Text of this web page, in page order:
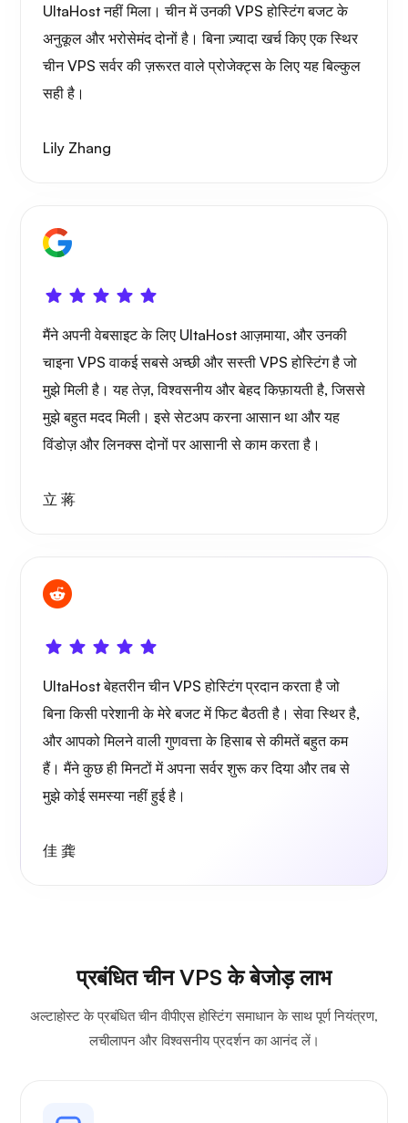
UltaHost नहीं मिला। चीन में उनकी VPS होस्टिंग बजट के
अनुकूल और भरोसेमंद दोनों है। बिना ज़्यादा खर्च किए एक स्थिर
चीन VPS सर्वर की ज़रूरत वाले प्रोजेक्ट्स के लिए यह बिल्कुल
सही है।
Lily Zhang
मैंने अपनी वेबसाइट के लिए UltaHost आज़माया, और उनकी
चाइना VPS वाकई सबसे अच्छी और सस्ती VPS होस्टिंग है जो
मुझे मिली है। यह तेज़, विश्वसनीय और बेहद किफ़ायती है, जिससे
मुझे बहुत मदद मिली। इसे सेटअप करना आसान था और यह
विंडोज़ और लिनक्स दोनों पर आसानी से काम करता है।
立 蒋
UltaHost बेहतरीन चीन VPS होस्टिंग प्रदान करता है जो
बिना किसी परेशानी के मेरे बजट में फिट बैठती है। सेवा स्थिर है,
और आपको मिलने वाली गुणवत्ता के हिसाब से कीमतें बहुत कम
हैं। मैंने कुछ ही मिनटों में अपना सर्वर शुरू कर दिया और तब से
मुझे कोई समस्या नहीं हुई है।
佳 龚
प्रबंधित चीन VPS के बेजोड़ लाभ
अल्टाहोस्ट के प्रबंधित चीन वीपीएस होस्टिंग समाधान के साथ पूर्ण नियंत्रण,
लचीलापन और विश्वसनीय प्रदर्शन का आनंद लें।